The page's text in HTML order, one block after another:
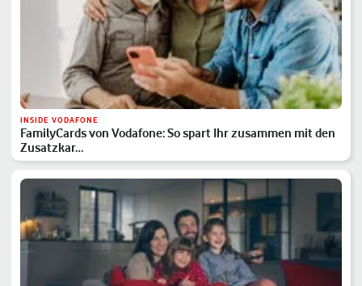
INSIDE VODAFONE
FamilyCards von Vodafone: So spart Ihr zusammen mit den
Zusatzkar…